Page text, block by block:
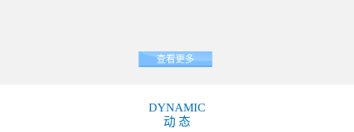
查看更多
DYNAMIC
动 态